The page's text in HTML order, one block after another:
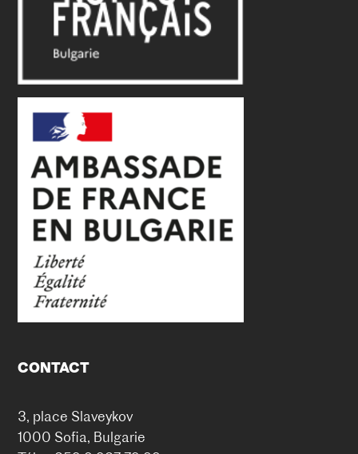
CONTACT
3, place Slaveykov
1000 Sofia, Bulgarie